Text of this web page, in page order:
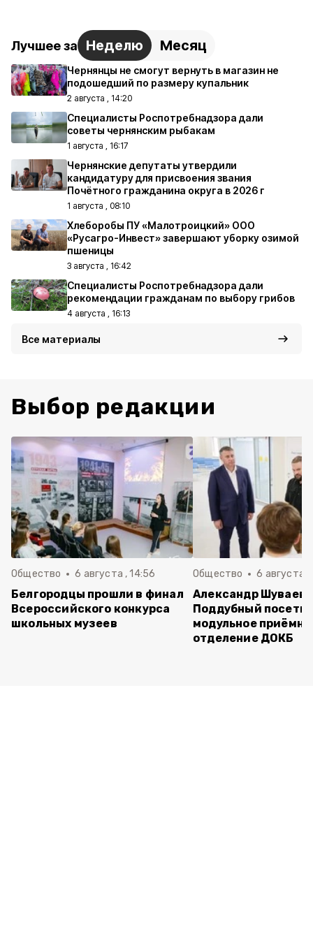
Лучшее за Неделю Месяц
Чернянцы не смогут вернуть в магазин не
подошедший по размеру купальник
2 августа , 14:20
Специалисты Роспотребнадзора дали
советы чернянским рыбакам
1 августа , 16:17
Чернянские депутаты утвердили
кандидатуру для присвоения звания
Почётного гражданина округа в 2026 г
1 августа , 08:10
Хлеборобы ПУ «Малотроицкий» ООО
«Русагро-Инвест» завершают уборку озимой
пшеницы
3 августа , 16:42
Специалисты Роспотребнадзора дали
рекомендации гражданам по выбору грибов
4 августа , 16:13
Все материалы
Выбор редакции
Общество 6 августа , 14:56
Белгородцы прошли в финал
Всероссийского конкурса
школьных музеев
Общество 6 августа ,
Александр Шуваев
Поддубный
модульное
отделение ДОКБ